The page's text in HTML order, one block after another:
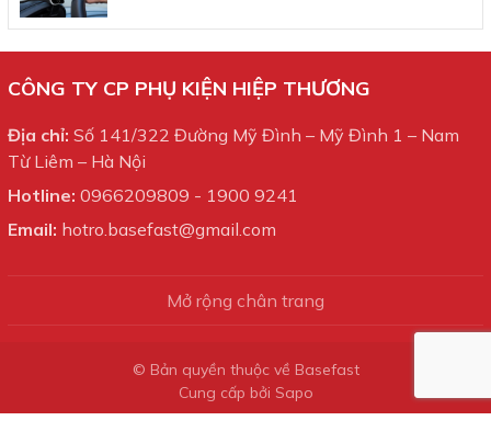
CÔNG TY CP PHỤ KIỆN HIỆP THƯƠNG
Địa chỉ: Số 141/322 Đường Mỹ Đình – Mỹ Đình 1 – Nam
Từ Liêm – Hà Nội
Hotline: 0966209809 - 1900 9241
Email: hotro.basefast@gmail.com
Mở rộng chân trang
© Bản quyền thuộc về Basefast
Cung cấp bởi Sapo